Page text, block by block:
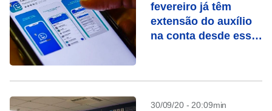
fevereiro já têm
extensão do auxílio
na conta desde essa
30/09/20 - 20:09min